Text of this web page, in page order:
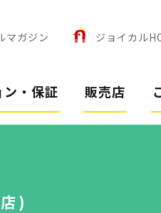
マガジン ジョイカル
・保証 販売店
)